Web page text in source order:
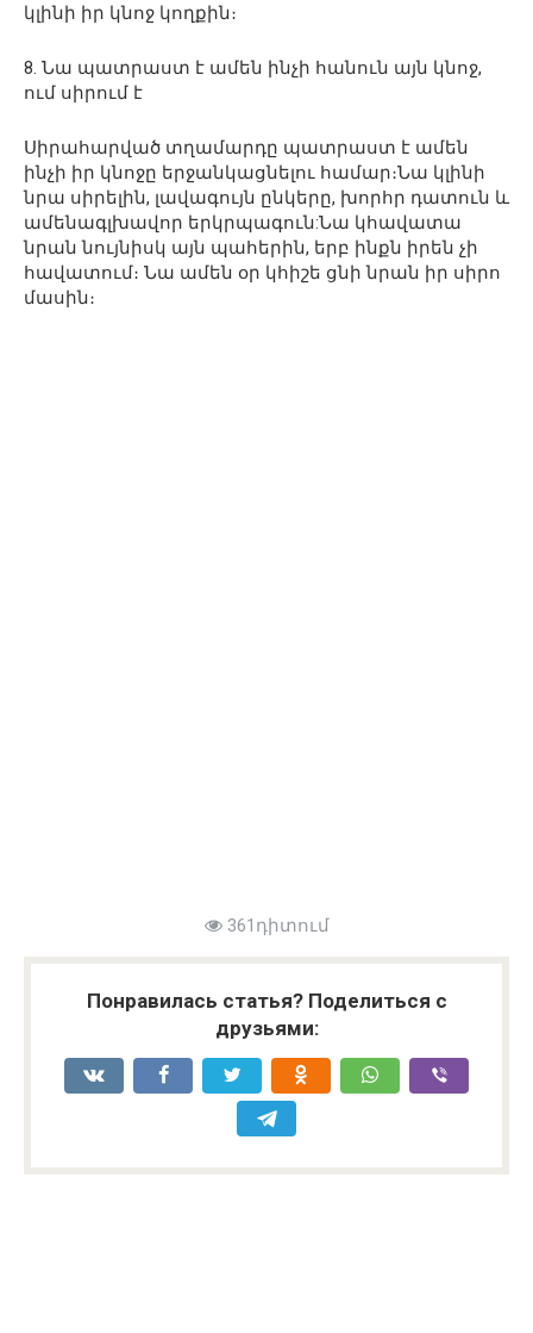
կլինի իր կնոջ կողքին։
8. Նա պատրաստ է ամեն ինչի հանուն այն կնոջ,
ում սիրում է
Սիրահարված տղամարդը պատրաստ է ամեն
ինչի իր կնոջը երջանկացնելու համար։Նա կլինի
նրա սիրելին, լավագույն ընկերը, խորհր դատուն և
ամենագլխավոր երկրպագուն:Նա կհավատա
նրան նույնիսկ այն պահերին, երբ ինքն իրեն չի
հավատում։ Նա ամեն օր կհիշե ցնի նրան իր սիրո
մասին։
361դիտում
Понравилась статья? Поделиться с
друзьями: